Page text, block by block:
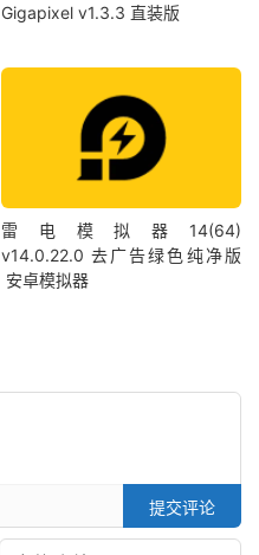
Gigapixel v1.3.3 直装版
雷电模拟器14(64)
v14.0.22.0 去广告绿色纯净版
安卓模拟器
提交评论